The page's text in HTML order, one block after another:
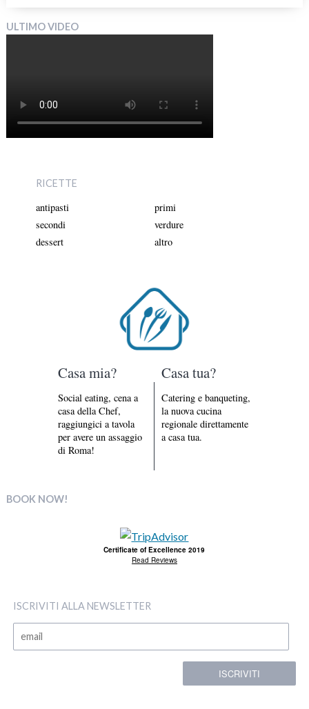
ULTIMO VIDEO
RICETTE
antipasti
primi
secondi
verdure
dessert
altro
Casa mia?
Social eating, cena a
casa della Chef,
raggiungici a tavola
per avere un assaggio
di Roma!
Casa tua?
Catering e banqueting,
la nuova cucina
regionale direttamente
a casa tua.
BOOK NOW!
Certificate of Excellence 2019
Read Reviews
ISCRIVITI ALLA NEWSLETTER